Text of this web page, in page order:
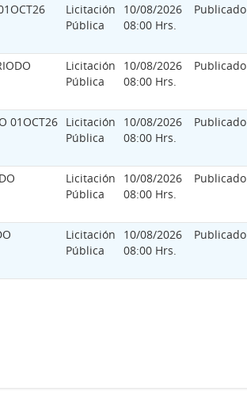
Licitación
Pública
10/08/2026
08:00 Hrs.
Publicado
Licitación
Pública
10/08/2026
08:00 Hrs.
Publicado
01OCT26 Licitación
Pública
10/08/2026
08:00 Hrs.
Publicado
Licitación
Pública
10/08/2026
08:00 Hrs.
Publicado
Licitación
Pública
10/08/2026
08:00 Hrs.
Publicado